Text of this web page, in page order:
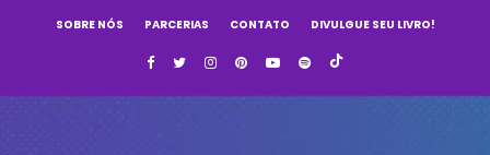
SOBRE NÓS PARCERIAS CONTATO DIVULGUE SEU LIVRO!